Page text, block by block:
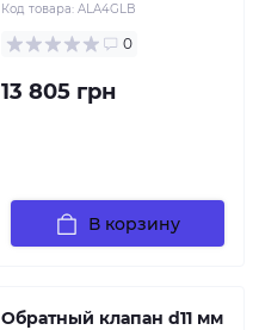
Код товара: ALA4GLB
0
13 805 грн
В корзину
Обратный клапан d11 мм